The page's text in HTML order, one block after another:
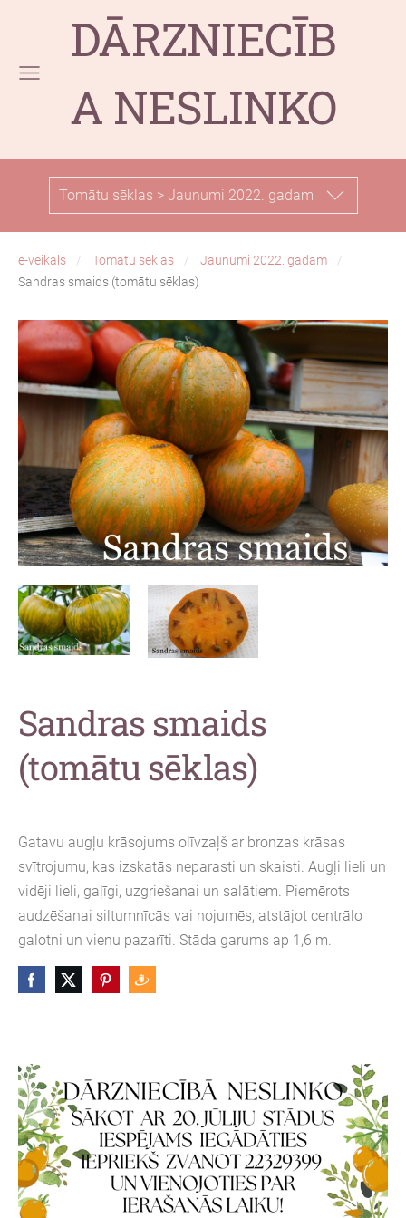
DĀRZNIECĪB
A NESLINKO
Tomātu sēklas > Jaunumi 2022. gadam
e-veikals Tomātu sēklas
Jaunumi 2022. gadam
Sandras smaids (tomātu sēklas)
Sandras smaids
(tomātu sēklas)
Gatavu augļu krāsojums olīvzaļš ar bronzas krāsas
svītrojumu, kas izskatās neparasti un skaisti. Augļi lieli un
vidēji lieli, gaļīgi, uzgriešanai un salātiem. Piemērots
audzēšanai siltumnīcās vai nojumēs, atstājot centrālo
galotni un vienu pazarīti. Stāda garums ap 1,6 m.